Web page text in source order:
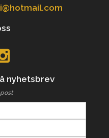
nyhetsbrev